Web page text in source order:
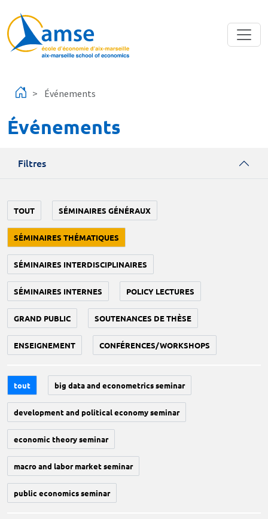
Événements
Événements
Filtres
TOUT SÉMINAIRES GÉNÉRAUX
SÉMINAIRES THÉMATIQUES
SÉMINAIRES INTERDISCIPLINAIRES
SÉMINAIRES INTERNES POLICY LECTURES
GRAND PUBLIC SOUTENANCES DE THÈSE
ENSEIGNEMENT CONFÉRENCES/WORKSHOPS
tout big data and econometrics seminar
development and political economy seminar
economic theory seminar
macro and labor market seminar
public economics seminar